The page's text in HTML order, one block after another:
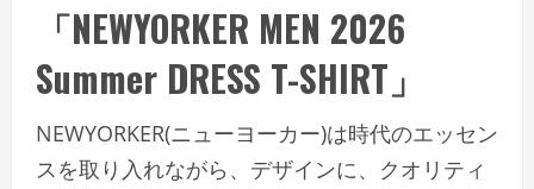
「NEWYORKER MEN 2026
Summer DRESS T-SHIRT」
NEWYORKER(ニューヨーカー)は時代のエッセン
スを取り入れながら、デザインに、クオリティ